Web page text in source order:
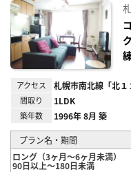
アクセス 札幌市南北線「北
間取り 1LDK
築年数 1996年 8月 築
プラン名・期間
ロング（3ヶ月～6ヶ月未満）
90日以上～180日未満